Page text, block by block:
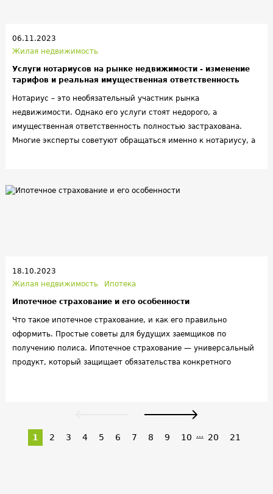
06.11.2023
Жилая недвижимость
Услуги нотариусов на рынке недвижимости - изменение
тарифов и реальная имущественная ответственность
Нотариус – это необязательный участник рынка
недвижимости. Однако его услуги стоят недорого, а
имущественная ответственность полностью застрахована.
Многие эксперты советуют обращаться именно к нотариусу, а
18.10.2023
Жилая недвижимость
Ипотека
Ипотечное страхование и его особенности
Что такое ипотечное страхование, и как его правильно
оформить. Простые советы для будущих заемщиков по
получению полиса. Ипотечное страхование — универсальный
продукт, который защищает обязательства конкретного
полис, описывающий страхование недвижимости от рисков
фактической гибели, страхование жизни и титульное
страхование. Услуга обеспечивает безопасность сделки.
1 2 3 4 5 6 7 8 9 10 ... 20 21